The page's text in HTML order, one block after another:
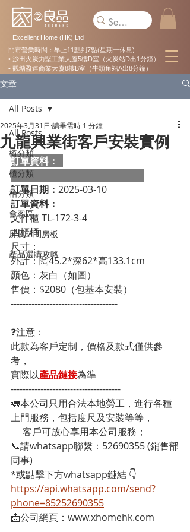
Excellent Home (HK) Ltd
門市營業時間：早上11點到7點(星期一休息)
• 沙田火炭力堅工業大廈5樓D室（火炭站D出1分鐘）
• 觀塘盈達商業大廈8樓B室（牛頭角站A出8分鐘）
文章
All Posts
椅分類
櫃分類
枱分類
會客區
屏風 / 間房板
產品選購攻略
All Posts
九龍興業街客戶安裝實例
2025年3月31日 讀畢需時 1 分鐘
訂單資料：
訂單日期： 2025-03-10
訂單資料：
文件櫃 TL-172-3-4
四櫃桶
尺寸：
外計：闊45.2*深62*高133.1cm
顏色：灰白（如圖）
售價：$2080（包基本安裝）
------------------------------------
❓注意：
此款為客戶定制，價格及款式僅供參
考，
實際以產品鏈接為準
-------------------------------------
🚛本公司只用合法本地勞工，進行各種
上門服務，包括度尺及安裝等等，
     客戶可放心享用本公司服務；
📞請whatsapp聯繫：52690355 (銷售部
同事)
*或點擊下方whatsapp鏈結 👇
https://api.whatsapp.com/send?
phone=85252690355
📩公司網頁：www.xhomehk.com